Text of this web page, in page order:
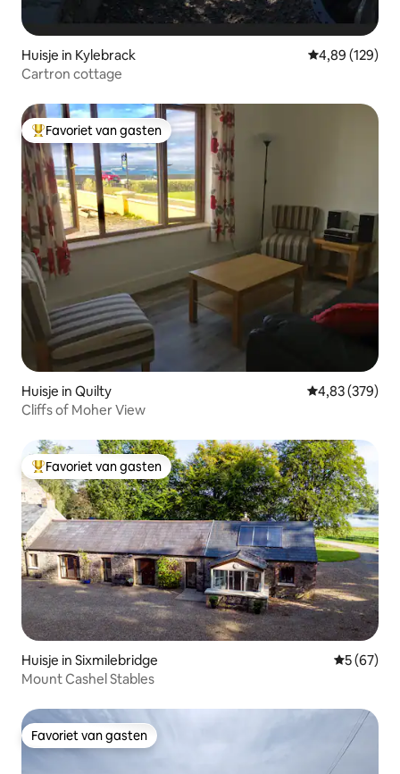
Huisje in Kylebrack Gemiddelde
4,89 (129)
Cartron cottage
Topfavoriet van gasten
Favoriet van gasten
Huisje in Quilty Gemiddelde
4,83 (379)
Cliffs of Moher View
Topfavoriet van gasten
Favoriet van gasten
Huisje in Sixmilebridge
5 (67)
Mount Cashel Stables
Favoriet van gasten
Favoriet van gasten